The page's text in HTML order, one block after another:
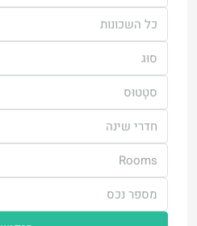
כל השכונות
סוּג
סטָטוּס
חדרי שינה
Rooms